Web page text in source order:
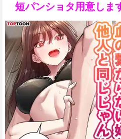
短パンショタ用意しま